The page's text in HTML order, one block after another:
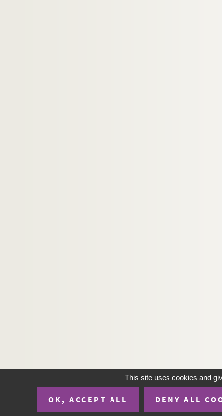
This site uses cookies and
OK, ACCEPT ALL DENY ALL